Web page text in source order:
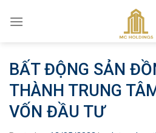
BẤT ĐỘNG SẢN
THÀNH TRUNG
VỐN ĐẦU TƯ